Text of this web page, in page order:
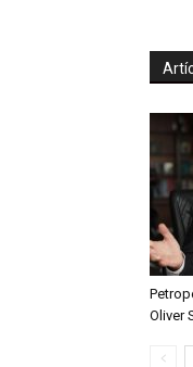
Oliver